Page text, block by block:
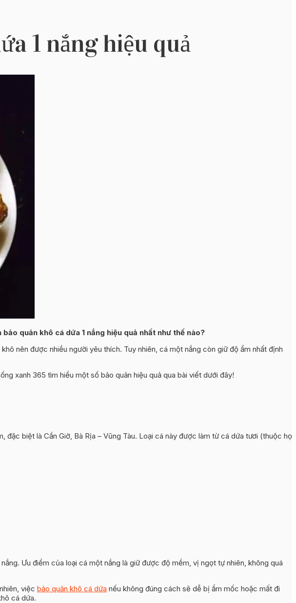
1 nắng hiệu quả
quản khô cá dứa 1 nắng hiệu quả nhất như thế nào?
nên được nhiều người yêu thích. Tuy nhiên, cá một nắng còn giữ độ ẩm nhất định
xanh 365 tìm hiểu một số bảo quản hiệu quả qua bài viết dưới đây!
biệt là Cần Giờ, Bà Rịa – Vũng Tàu. Loại cá này được làm từ cá dứa tươi (thuộc họ
Ưu điểm của loại cá một nắng là giữ được độ mềm, vị ngọt tự nhiên, không quá
việc bảo quản khô cá dứa nếu không đúng cách sẽ dễ bị ẩm mốc hoặc mất đi
cá dứa.